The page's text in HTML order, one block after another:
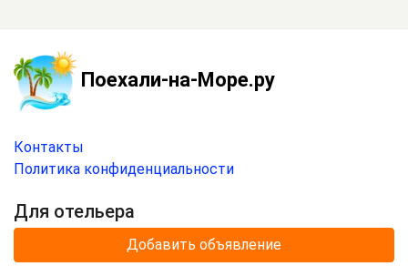
Поехали-на-Море.ру
Контакты
Политика конфиденциальности
Для отельера
Добавить объявление